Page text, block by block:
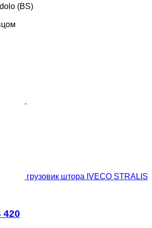
(BS)
грузовик штора IVECO STRALIS
420